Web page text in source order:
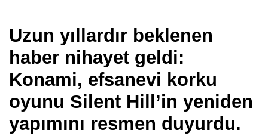
Uzun yıllardır beklenen
haber nihayet geldi:
Konami, efsanevi korku
oyunu Silent Hill’in yeniden
yapımını resmen duyurdu.